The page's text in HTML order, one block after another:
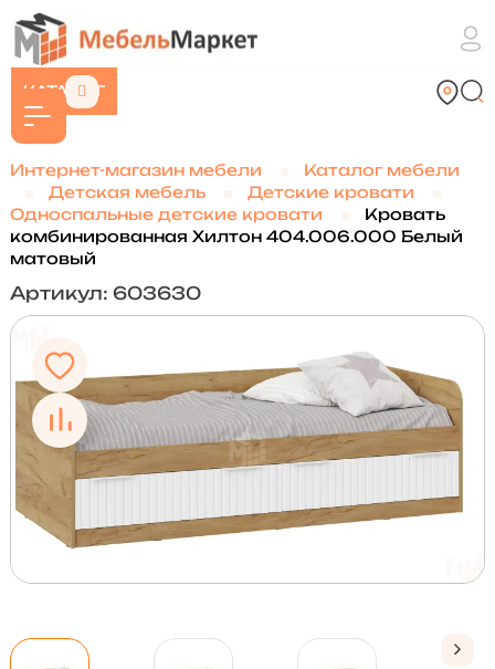
КАТАЛОГ
Интернет-магазин мебели
Каталог мебели
Детская мебель
Детские кровати
Односпальные детские кровати
Кровать
комбинированная Хилтон 404.006.000 Белый
матовый
Артикул: 603630